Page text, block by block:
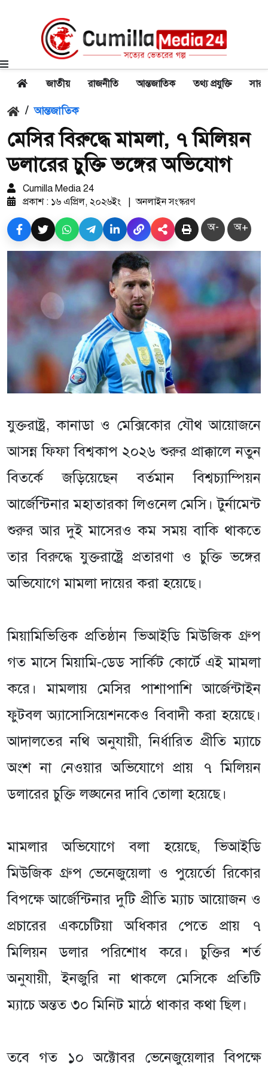
জাতীয় রাজনীতি আন্তজাতিক তথ্য প্রযুক্তি
/ আন্তজাতিক
মেসির বিরুদ্ধে মামলা, ৭ মিলিয়ন
ডলারের চুক্তি ভঙ্গের অভিযোগ
Cumilla Media 24
প্রকাশ : ১৬ এপ্রিল, ২০২৬ইং
| অনলাইন সংস্করণ
অ- অ+
যুক্তরাষ্ট্র, কানাডা ও মেক্সিকোর যৌথ আয়োজনে
আসন্ন ফিফা বিশ্বকাপ ২০২৬ শুরুর প্রাক্কালে নতুন
বিতর্কে জড়িয়েছেন বর্তমান বিশ্বচ্যাম্পিয়ন
আর্জেন্টিনার মহাতারকা লিওনেল মেসি। টুর্নামেন্ট
শুরুর আর দুই মাসেরও কম সময় বাকি থাকতে
তার বিরুদ্ধে যুক্তরাষ্ট্রে প্রতারণা ও চুক্তি ভঙ্গের
অভিযোগে মামলা দায়ের করা হয়েছে।
মিয়ামিভিত্তিক প্রতিষ্ঠান ভিআইডি মিউজিক গ্রুপ
গত মাসে মিয়ামি-ডেড সার্কিট কোর্টে এই মামলা
করে। মামলায় মেসির পাশাপাশি আর্জেন্টাইন
ফুটবল অ্যাসোসিয়েশনকেও বিবাদী করা হয়েছে।
আদালতের নথি অনুযায়ী, নির্ধারিত প্রীতি ম্যাচে
অংশ না নেওয়ার অভিযোগে প্রায় ৭ মিলিয়ন
ডলারের চুক্তি লঙ্ঘনের দাবি তোলা হয়েছে।
মামলার অভিযোগে বলা হয়েছে, ভিআইডি
মিউজিক গ্রুপ ভেনেজুয়েলা ও পুয়ের্তো রিকোর
বিপক্ষে আর্জেন্টিনার দুটি প্রীতি ম্যাচ আয়োজন ও
প্রচারের একচেটিয়া অধিকার পেতে প্রায় ৭
মিলিয়ন ডলার পরিশোধ করে। চুক্তির শর্ত
অনুযায়ী, ইনজুরি না থাকলে মেসিকে প্রতিটি
ম্যাচে অন্তত ৩০ মিনিট মাঠে থাকার কথা ছিল।
তবে গত ১০ অক্টোবর ভেনেজুয়েলার বিপক্ষে